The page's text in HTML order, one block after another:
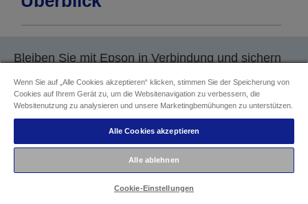
Bleiben Sie mit Epson in Verbindung und sichern
Rabatt von10 %* bei Ihrer nächsten Bestellung.
Mit der Übermittlung Ihrer E-Mail-Adresse erklären Sie sich damit
einverstanden, Marketing-Materialien über Epson Produkte,
Durchführung von Marktanalysen und Umfragen verwendet werden
Wenn Sie auf „Alle Cookies akzeptieren“ klicken, stimmen Sie der Speicherung von
Cookies auf Ihrem Gerät zu, um die Websitenavigation zu verbessern, die
Websitenutzung zu analysieren und unsere Marketingbemühungen zu unterstützen.
Alle Cookies akzeptieren
Alle ablehnen
Cookie-Einstellungen